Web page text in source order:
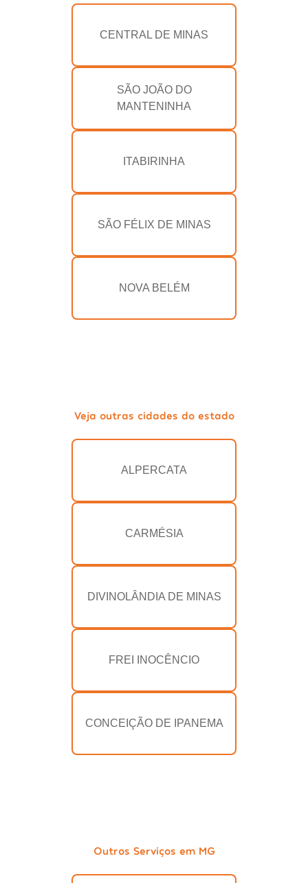
CENTRAL DE MINAS
SÃO JOÃO DO
MANTENINHA
ITABIRINHA
SÃO FÉLIX DE MINAS
NOVA BELÉM
Veja outras cidades do estado
ALPERCATA
CARMÉSIA
DIVINOLÂNDIA DE MINAS
FREI INOCÊNCIO
CONCEIÇÃO DE IPANEMA
Outros Serviços em MG